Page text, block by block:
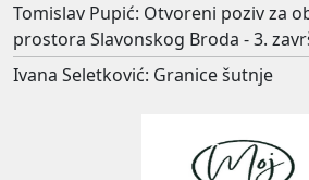
Tomislav Pupić: Otvoreni poziv za
prostora Slavonskog Broda - 3.
Ivana Seletković: Granice šutnje